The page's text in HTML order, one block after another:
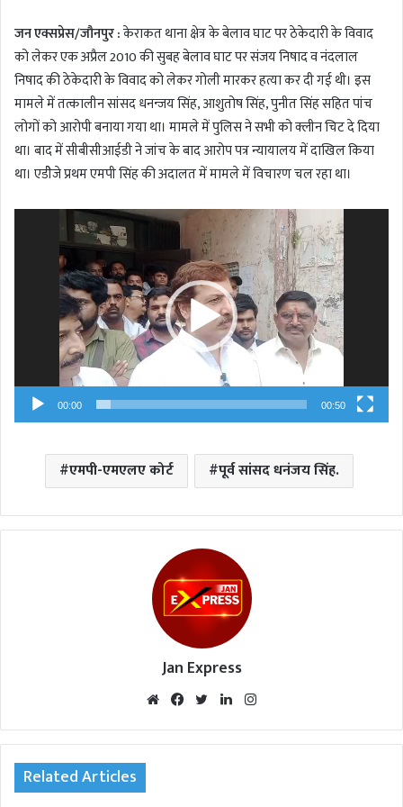
जन एक्सप्रेस/जौनपुर :केराकत थाना क्षेत्र के बेलाव घाट पर ठेकेदारी के विवाद
को लेकर एक अप्रैल 2010 की सुबह बेलाव घाट पर संजय निषाद व नंदलाल
निषाद की ठेकेदारी के विवाद को लेकर गोली मारकर हत्या कर दी गई थी। इस
मामले में तत्कालीन सांसद धनन्जय सिंह, आशुतोष सिंह, पुनीत सिंह सहित पांच
लोगों को आरोपी बनाया गया था। मामले में पुलिस ने सभी को क्लीन चिट दे दिया
था। बाद में सीबीसीआईडी ने जांच के बाद आरोप पत्र न्यायालय में दाखिल किया
था। एडीेजे प्रथम एमपी सिंह की अदालत में मामले में विचारण चल रहा था।
00:00 00:50
एमपी-एमएलए कोर्ट पूर्व सांसद धनंजय सिंह.
Jan Express
We
te
Fac
oo
Twi
r
Lin
In am
Related Articles